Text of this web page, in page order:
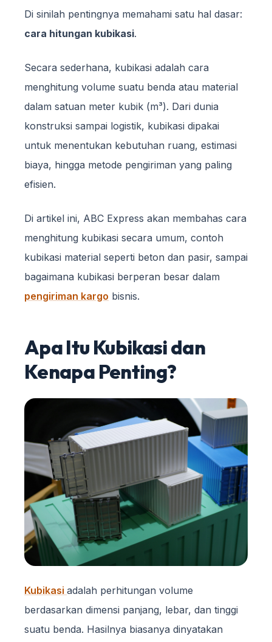
Di sinilah pentingnya memahami satu hal dasar:
cara hitungan kubikasi.
Secara sederhana, kubikasi adalah cara
menghitung volume suatu benda atau material
dalam satuan meter kubik (m³). Dari dunia
konstruksi sampai logistik, kubikasi dipakai
untuk menentukan kebutuhan ruang, estimasi
biaya, hingga metode pengiriman yang paling
efisien.
Di artikel ini, ABC Express akan membahas cara
menghitung kubikasi secara umum, contoh
kubikasi material seperti beton dan pasir, sampai
bagaimana kubikasi berperan besar dalam
pengiriman kargo bisnis.
Apa Itu Kubikasi dan
Kenapa Penting?
Kubikasi adalah perhitungan volume
berdasarkan dimensi panjang, lebar, dan tinggi
suatu benda. Hasilnya biasanya dinyatakan